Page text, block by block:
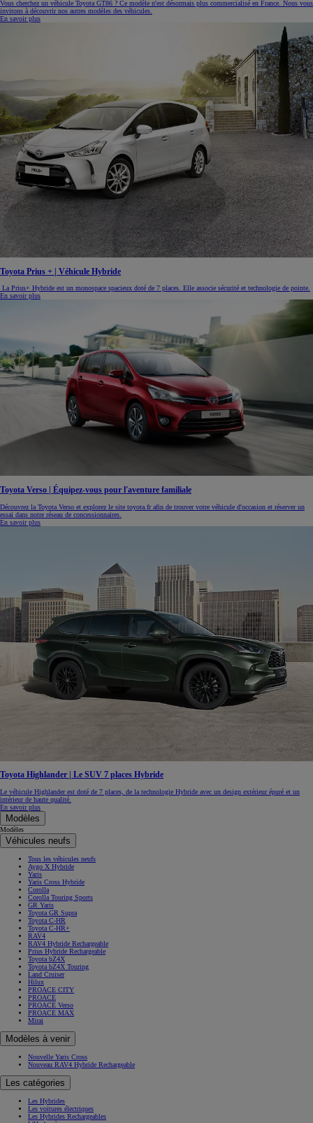
Vous cherchez un véhicule Toyota GT86 ? Ce modèle n'est désormais plus commercialisé en France. Nous vous
invitons à découvrir nos autres modèles des véhicules.
En savoir plus
Toyota Prius + | Véhicule Hybride
La Prius+ Hybride est un monospace spacieux doté de 7 places. Elle associe sécurité et technologie de pointe.
En savoir plus
Toyota Verso | Équipez-vous pour l'aventure familiale
Découvrez la Toyota Verso et explorez le site toyota.fr afin de trouver votre véhicule d'occasion et réserver un
essai dans notre réseau de concessionnaires.
En savoir plus
Toyota Highlander | Le SUV 7 places Hybride
Le véhicule Highlander est doté de 7 places, de la technologie Hybride avec un design extérieur épuré et un
intérieur de haute qualité.
En savoir plus
Modèles
Modèles
Véhicules neufs
Tous les véhicules neufs
Aygo X Hybride
Yaris
Yaris Cross Hybride
Corolla
Corolla Touring Sports
GR Yaris
Toyota GR Supra
Toyota C-HR
Toyota C-HR+
RAV4
RAV4 Hybride Rechargeable
Prius Hybride Rechargeable
Toyota bZ4X
Toyota bZ4X Touring
Land Cruiser
Hilux
PROACE CITY
PROACE
PROACE Verso
PROACE MAX
Mirai
Modèles à venir
Nouvelle Yaris Cross
Nouveau RAV4 Hybride Rechargeable
Les catégories
Les Hybrides
Les voitures électriques
Les Hybrides Rechargeables